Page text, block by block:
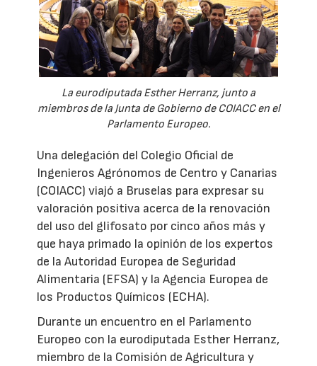
La eurodiputada Esther Herranz, junto a
miembros de la Junta de Gobierno de COIACC en el
Parlamento Europeo.
Una delegación del Colegio Oficial de
Ingenieros Agrónomos de Centro y Canarias
(COIACC) viajó a Bruselas para expresar su
valoración positiva acerca de la renovación
del uso del glifosato por cinco años más y
que haya primado la opinión de los expertos
de la Autoridad Europea de Seguridad
Alimentaria (EFSA) y la Agencia Europea de
los Productos Químicos (ECHA).
Durante un encuentro en el Parlamento
Europeo con la eurodiputada Esther Herranz,
miembro de la Comisión de Agricultura y